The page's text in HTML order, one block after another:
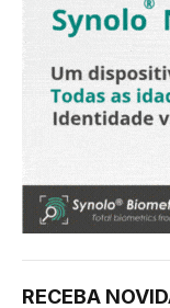
RECEBA